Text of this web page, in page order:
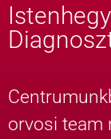
orvosi team